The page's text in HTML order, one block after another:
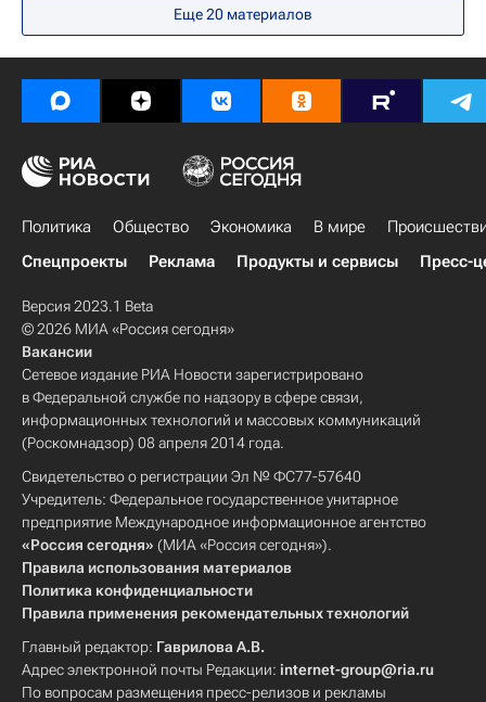
Еще20 материалов
Политика Общество Экономика В мире
Спецпроекты
Реклама Продукты и сервисы Пресс-
Версия 2023.1 Beta
© 2026 МИА «Россия сегодня»
Вакансии
Сетевое издание РИА Новости зарегистрировано
в Федеральной службе по надзору в сфере связи,
информационных технологий и массовых коммуникаций
(Роскомнадзор) 08 апреля 2014 года.
Свидетельство о регистрации Эл № ФС77-57640
Учредитель: Федеральное государственное унитарное
предприятие Международное информационное агентство
«Россия сегодня» (МИА «Россия сегодня»).
Правила использования материалов
Политика конфиденциальности
Правила применения рекомендательных технологий
Главный редактор: Гаврилова А.В.
Адрес электронной почты Редакции: internet-group@ria.ru
По вопросам размещения пресс-релизов и рекламы